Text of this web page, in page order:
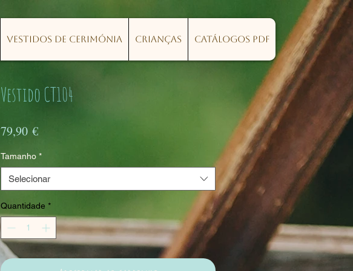
Vestidos de Cerimónia Crianças Catálogos PDF
Vestido CT104
79,90 €Preço
Tamanho *
Selecionar
Quantidade *